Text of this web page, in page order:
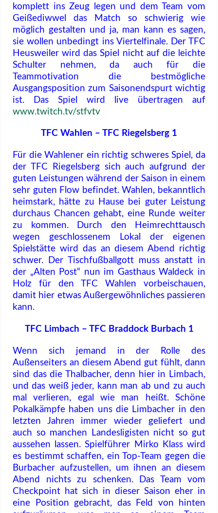
komplett ins Zeug legen und dem Team vom
Geißediwwel das Match so schwierig wie
möglich gestalten und ja, man kann es sagen,
sie wollen unbedingt ins Viertelfinale. Der TFC
Heusweiler wird das Spiel nicht auf die leichte
Schulter nehmen, da auch für die
Teammotivation die bestmögliche
Ausgangsposition zum Saisonendspurt wichtig
ist. Das Spiel wird live übertragen auf
www.twitch.tv/stfvtv
TFC Wahlen – TFC Riegelsberg 1
Für die Wahlener ein richtig schweres Spiel, da
der TFC Riegelsberg sich auch aufgrund der
guten Leistungen während der Saison in einem
sehr guten Flow befindet. Wahlen, bekanntlich
heimstark, hätte zu Hause bei guter Leistung
durchaus Chancen gehabt, eine Runde weiter
zu kommen. Durch den Heimrechttausch
wegen geschlossenem Lokal der eigenen
Spielstätte wird das an diesem Abend richtig
schwer. Der Tischfußballgott muss anstatt in
der „Alten Post“ nun im Gasthaus Waldeck in
Holz für den TFC Wahlen vorbeischauen,
damit hier etwas Außergewöhnliches passieren
kann.
TFC Limbach – TFC Braddock Burbach 1
Wenn sich jemand in der Rolle des
Außenseiters an diesem Abend gut fühlt, dann
sind das die Thalbacher, denn hier in Limbach,
und das weiß jeder, kann man ab und zu auch
mal verlieren, egal wie man heißt. Schöne
Pokalkämpfe haben uns die Limbacher in den
letzten Jahren immer wieder geliefert und
auch so manchen Landesligisten nicht so gut
aussehen lassen. Spielführer Mirko Klass wird
es bestimmt schaffen, ein Top-Team gegen die
Burbacher aufzustellen, um ihnen an diesem
Abend nichts zu schenken. Das Team vom
Checkpoint hat sich in dieser Saison eher in
eine Position gebracht, das Feld von hinten